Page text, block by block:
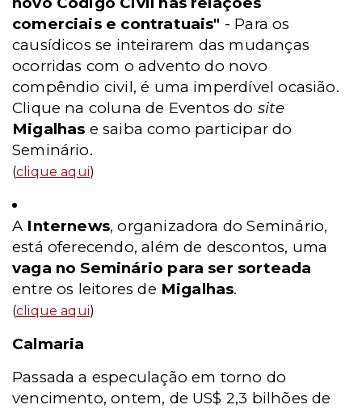
comerciais e contratuais" - Para os
causídicos se inteirarem das mudanças
ocorridas com o advento do novo
compêndio civil, é uma imperdível ocasião.
Clique na coluna de Eventos do site
Migalhas e saiba como participar do
Seminário.
(clique aqui)
A Internews, organizadora do Seminário,
está oferecendo, além de descontos, uma
vaga no Seminário para ser sorteada
entre os leitores de Migalhas.
(clique aqui)
Calmaria
Passada a especulação em torno do
vencimento, ontem, de US$ 2,3 bilhões de